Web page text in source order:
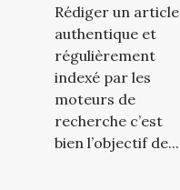
Rédiger un article
authentique et
régulièrement
indexé par les
moteurs de
recherche c’est
bien l’objectif de...